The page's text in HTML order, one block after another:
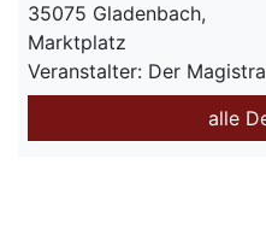
35075 Gladenbach,
Marktplatz
Veranstalter: Der
alle